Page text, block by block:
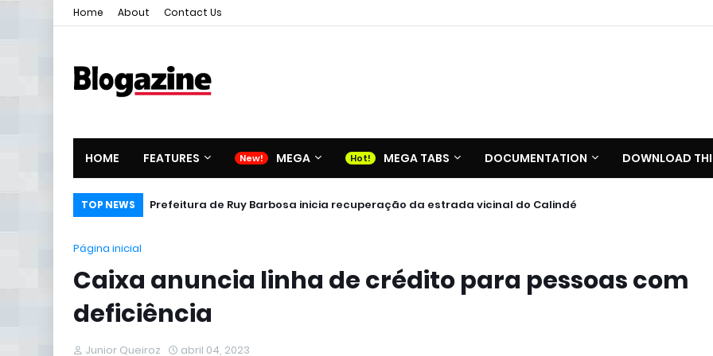
Home About Contact Us
HOME FEATURES MEGA MEGA TABS DOCUMENTATION DOWNLOAD
TOP NEWS Prefeitura de Ruy Barbosa inicia recuperação da estrada vicinal do Calindé
Página inicial
Caixa anuncia linha de crédito para pessoas com
deficiência
Junior Queiroz abril 04, 2023